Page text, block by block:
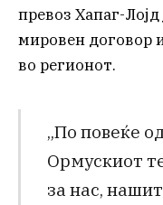
превоз Хапаг-
мировен договор
во регионот.
„По повеќе
Ормускиот
за нас,